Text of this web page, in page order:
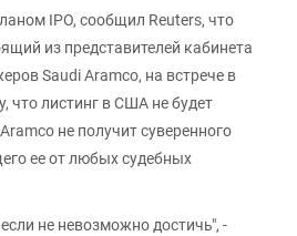
IPO, сообщил Reuters, что
из представителей кабинета
Saudi Aramco, на встрече в
что листинг в США не будет
не получит суверенного
ее от любых судебных
не невозможно достичь", -